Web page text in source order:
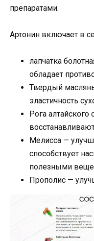
препаратами.
Артонин включает в
лапчатка
обладает
Твердый
эластичность
Рога
Мелисса —
способствует
полезными
Прополис —